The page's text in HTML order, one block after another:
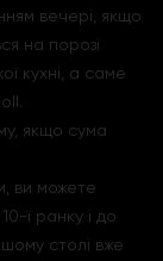
вечері, якщо
на порозі
кухні, а саме
якщо сума
ви можете
ї ранку і до
столі вже